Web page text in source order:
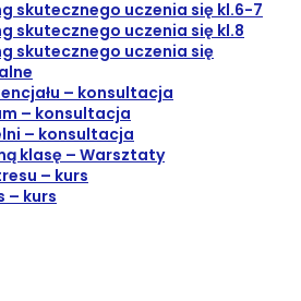
skutecznego uczenia się kl.6-7
skutecznego uczenia się kl.8
skutecznego uczenia się
– konsultacja
– konsultacja
– konsultacja
klasę – Warsztaty
– kurs
– kurs